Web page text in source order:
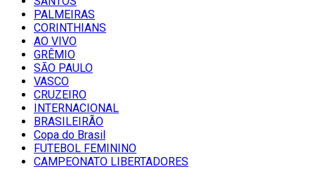
PALMEIRAS
CORINTHIANS
AO VIVO
GRÊMIO
SĀO PAULO
VASCO
CRUZEIRO
INTERNACIONAL
BRASILEIRÃO
Copa do Brasil
FUTEBOL FEMININO
CAMPEONATO LIBERTADORES